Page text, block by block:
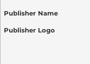
Publisher Name
Publisher Logo